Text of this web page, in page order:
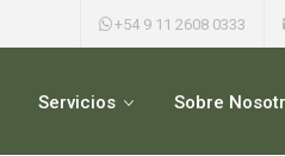
+54 9 11 2608 0333
Servicios Sobre